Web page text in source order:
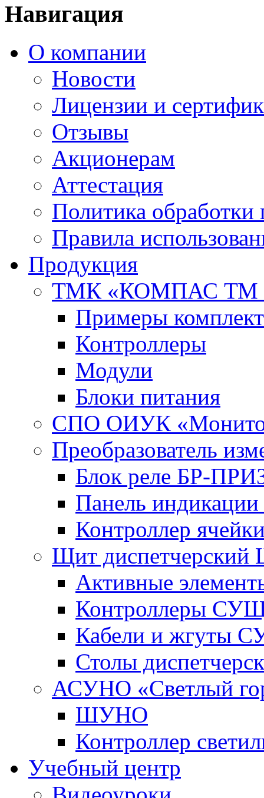
Навигация
О компании
Новости
Лицензии и
Отзывы
Акционерам
Аттестация
Политика
Правила
Продукция
ТМК «КОМПАС ТМ
Примеры
Контроллеры
Модули
Блоки питания
СПО ОИУК
Преобразователь
Блок реле БР-
Панель
Контроллер
Щит
Активные
Контроллеры
Кабели и жгуты
Столы
АСУНО «Светлый
ШУНО
Контроллер
Учебный центр